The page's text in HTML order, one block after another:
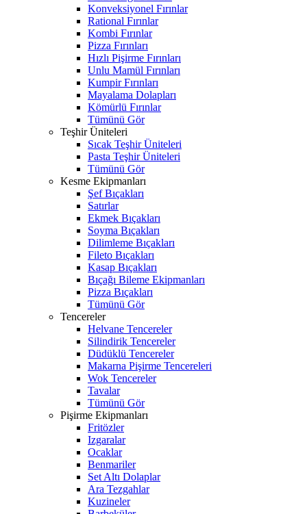
Konveksiyonel Fırınlar
Rational Fırınlar
Kombi Fırınlar
Pizza Fırınları
Hızlı Pişirme Fırınları
Unlu Mamül Fırınları
Kumpir Fırınları
Mayalama Dolapları
Kömürlü Fırınlar
Tümünü Gör
Teşhir Üniteleri
Sıcak Teşhir Üniteleri
Pasta Teşhir Üniteleri
Tümünü Gör
Kesme Ekipmanları
Şef Bıçakları
Satırlar
Ekmek Bıçakları
Soyma Bıçakları
Dilimleme Bıçakları
Fileto Bıçakları
Kasap Bıçakları
Bıçağı Bileme Ekipmanları
Pizza Bıçakları
Tümünü Gör
Tencereler
Helvane Tencereler
Silindirik Tencereler
Düdüklü Tencereler
Makarna Pişirme Tencereleri
Wok Tencereler
Tavalar
Tümünü Gör
Pişirme Ekipmanları
Fritözler
Izgaralar
Ocaklar
Benmariler
Set Altı Dolaplar
Ara Tezgahlar
Kuzineler